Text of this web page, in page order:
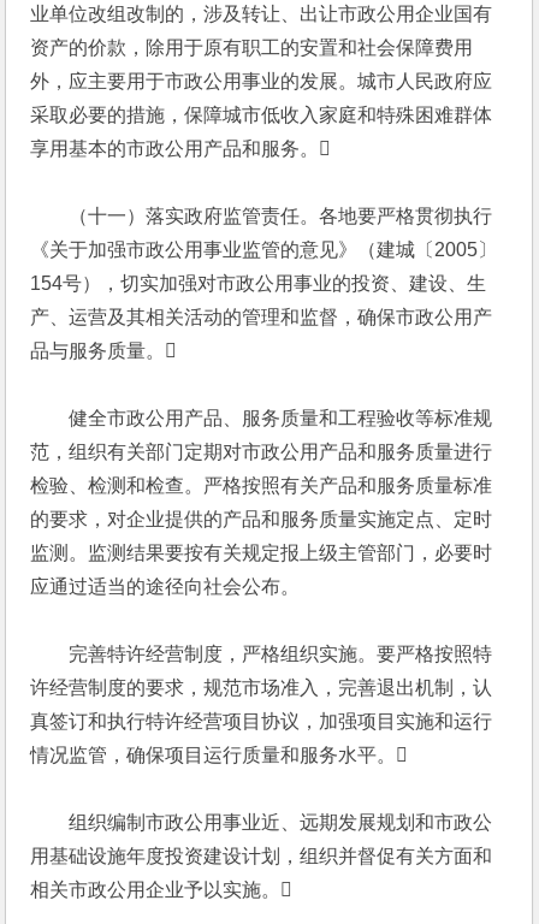
业单位改组改制的，涉及转让、出让市政公用企业国有
资产的价款，除用于原有职工的安置和社会保障费用
外，应主要用于市政公用事业的发展。城市人民政府应
采取必要的措施，保障城市低收入家庭和特殊困难群体
享用基本的市政公用产品和服务。
（十一）落实政府监管责任。各地要严格贯彻执行
《关于加强市政公用事业监管的意见》（建城〔2005〕
154号），切实加强对市政公用事业的投资、建设、生
产、运营及其相关活动的管理和监督，确保市政公用产
品与服务质量。
健全市政公用产品、服务质量和工程验收等标准规
范，组织有关部门定期对市政公用产品和服务质量进行
检验、检测和检查。严格按照有关产品和服务质量标准
的要求，对企业提供的产品和服务质量实施定点、定时
监测。监测结果要按有关规定报上级主管部门，必要时
应通过适当的途径向社会公布。
完善特许经营制度，严格组织实施。要严格按照特
许经营制度的要求，规范市场准入，完善退出机制，认
真签订和执行特许经营项目协议，加强项目实施和运行
情况监管，确保项目运行质量和服务水平。
组织编制市政公用事业近、远期发展规划和市政公
用基础设施年度投资建设计划，组织并督促有关方面和
相关市政公用企业予以实施。